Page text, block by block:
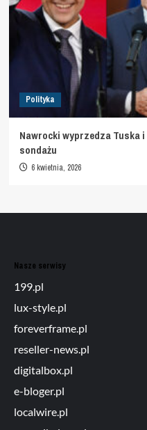
Polityka
Nawrocki wyprzedza Tuska
sondażu
6 kwietnia, 2026
Nasze serwisy
199.pl
lux-style.pl
foreverframe.pl
reseller-news.pl
digitalbox.pl
e-bloger.pl
localwire.pl